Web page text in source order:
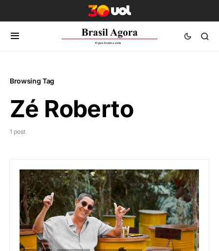
Browsing Tag
Zé Roberto
1 post